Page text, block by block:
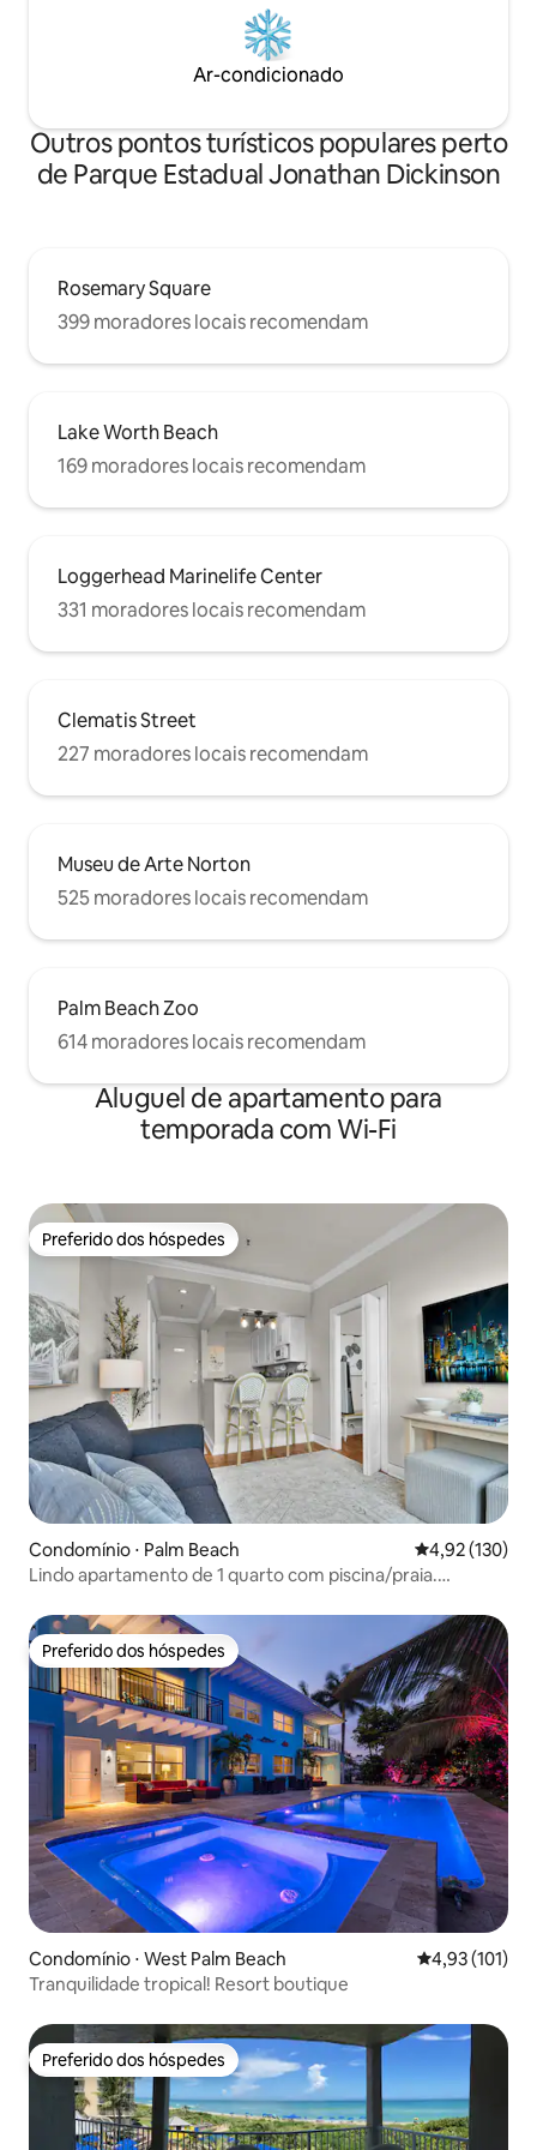
Ar-condicionado
Outros pontos turísticos populares perto
de Parque Estadual Jonathan Dickinson
Rosemary Square
399 moradores locais recomendam
Lake Worth Beach
169 moradores locais recomendam
Loggerhead Marinelife Center
331 moradores locais recomendam
Clematis Street
227 moradores locais recomendam
Museu de Arte Norton
525 moradores locais recomendam
Palm Beach Zoo
614 moradores locais recomendam
Aluguel de apartamento para
temporada com Wi-Fi
Preferido dos hóspedes
Preferido dos hóspedes
Condomínio ⋅ Palm Beach 4,92 de uma
4,92 (130)
Lindo apartamento de 1 quarto com piscina/praia.
Preferido dos hóspedes
Preferido dos hóspedes
Condomínio ⋅ West Palm Beach 4,93 de uma
4,93 (101)
Tranquilidade tropical! Resort boutique
Preferido dos hóspedes
Preferido dos hóspedes